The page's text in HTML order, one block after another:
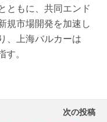
ともに、共同エンド
規市場開発を加速し
、上海バルカーは
。
次の投稿